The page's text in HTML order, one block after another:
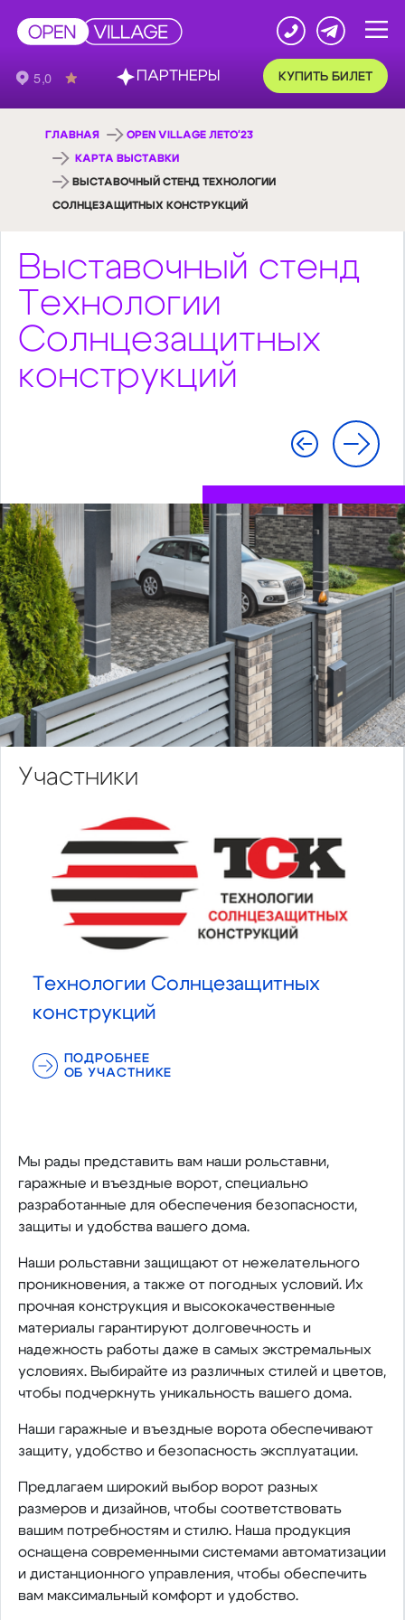
КУПИТЬ БИЛЕТ
ГЛАВНАЯ OPEN VILLAGE ЛЕТО'23
КАРТА ВЫСТАВКИ
ВЫСТАВОЧНЫЙ СТЕНД ТЕХНОЛОГИИ
СОЛНЦЕЗАЩИТНЫХ КОНСТРУКЦИЙ
Выставочный стенд
Технологии
Солнцезащитных
конструкций
Участники
Технологии Солнцезащитных
конструкций
ПОДРОБНЕЕ
ОБ УЧАСТНИКЕ
Мы рады представить вам наши рольставни,
гаражные и въездные ворот, специально
разработанные для обеспечения безопасности,
защиты и удобства вашего дома.
Наши рольставни защищают от нежелательного
проникновения, а также от погодных условий. Их
прочная конструкция и высококачественные
материалы гарантируют долговечность и
надежность работы даже в самых экстремальных
условиях. Выбирайте из различных стилей и цветов,
чтобы подчеркнуть уникальность вашего дома.
Наши гаражные и въездные ворота обеспечивают
защиту, удобство и безопасность эксплуатации.
Предлагаем широкий выбор ворот разных
размеров и дизайнов, чтобы соответствовать
вашим потребностям и стилю. Наша продукция
оснащена современными системами автоматизации
и дистанционного управления, чтобы обеспечить
вам максимальный комфорт и удобство.